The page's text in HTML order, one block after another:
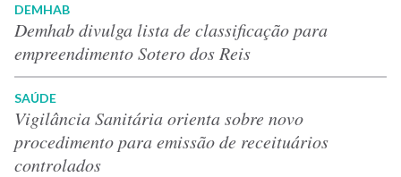
DEMHAB
Demhab divulga lista de classificação para
empreendimento Sotero dos Reis
SAÚDE
Vigilância Sanitária orienta sobre novo
procedimento para emissão de receituários
controlados